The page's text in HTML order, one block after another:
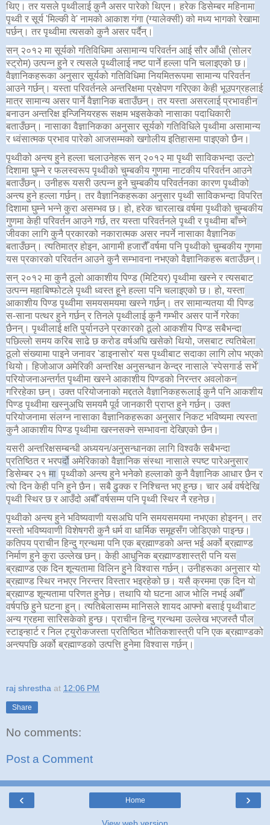
थिए। तर यसले पृथ्वीलाई कुनै असर पारेको थिएन। हरेक डिसेम्बर महिनामा
पृथ्वी र सूर्य 'मिल्की वे' नामको आकाश गंगा (ग्यालेक्सी) को मध्य भागको रेखामा
पर्छन्। तर पृथ्वीमा त्यसको कुनै असर पर्दैन्।
सन् २०१२ मा सूर्यको गतिविधिमा असामान्य परिवर्तन आई सौर आँधी (सोलर
स्ट्रोम) उत्पन्न हुने र त्यसले पृथ्वीलाई नष्ट पार्ने हल्ला पनि चलाइएको छ।
वैज्ञानिकहरूका अनुसार सूर्यको गतिविधिमा नियमितरूपमा सामान्य परिवर्तन
आउने गर्छन्। यस्ता परिवर्तनले अन्तरिक्षमा प्रक्षेपण गरिएका केही भूउपग्रहलाई
मात्र सामान्य असर पार्ने वैज्ञानिक बताउँछन्। तर यस्ता असरलाई प्रभावहीन
बनाउन अन्तरिक्ष इन्जिनियरहरू सक्षम भइसकेको नासाका पदाधिकारी
बताउँछन्। नासाका वैज्ञानिकका अनुसार सूर्यको गतिविधिले पृथ्वीमा असामान्य
र ध्वंसात्मक प्रभाव पारेको आजसम्मको खगोलीय इतिहासमा पाइएको छैन।
पृथ्वीको अन्त्य हुने हल्ला चलाउनेहरू सन् २०१२ मा पृथ्वी साविकभन्दा उल्टो
दिशामा घुम्ने र फलस्वरूप पृथ्वीको चुम्बकीय गुणमा नाटकीय परिवर्तन आउने
बताउँछन्। उनीहरू यसरी उत्पन्न हुने चुम्बकीय परिवर्तनका कारण पृथ्वीको
अन्त्य हुने हल्ला गर्छन्। तर वैज्ञानिकहरूका अनुसार पृथ्वी साविकभन्दा विपरित
दिशामा घुम्ने भन्ने कुरा असम्भव छ। हो, हरेक चारलाख वर्षमा पृथ्वीको चुम्बकीय
गुणमा केही परिवर्तन आउने गर्छ, तर यस्ता परिवर्तनले पृथ्वी र पृथ्वीमा बाँच्ने
जीवका लागि कुनै प्रकारको नकारात्मक असर नपर्ने नासाका वैज्ञानिक
बताउँछन्। त्यतिमात्र होइन, आगामी हजारौँ वर्षमा पनि पृथ्वीको चुम्बकीय गुणमा
यस प्रकारको परिवर्तन आउने कुनै सम्भावना नभएको वैज्ञानिकहरू बताउँछन्।
सन् २०१२ मा कुनै ठूलो आकाशीय पिण्ड (मिटियर) पृथ्वीमा खस्ने र त्यसबाट
उत्पन्न महाबिष्फोटले पृथ्वी ध्वस्त हूने हल्ला पनि चलाइएको छ। हो, यस्ता
आकाशीय पिण्ड पृथ्वीमा समयसमयमा खस्ने गर्छन्। तर सामान्यतया यी पिण्ड
स-साना पत्थर हुने गर्छन् र तिनले पृथ्वीलाई कुनै गम्भीर असर पार्ने गरेका
छैनन्। पृथ्वीलाई क्षति पुर्यानउने प्रकारको ठूलो आकशीय पिण्ड सबैभन्दा
पछिल्लो समय करिब साढे छ करोड वर्षअघि खसेको थियो, जसबाट त्यतिबेला
ठूलो संख्यामा पाइने जनावर 'डाइनासोर' यस पृथ्वीबाट सदाका लागि लोप भएको
थियो। हिजोआज अमेरिकी अन्तरिक्ष अनुसन्धान केन्द्र नासाले 'स्पेसगार्ड सर्भे'
परियोजनाअन्तर्गत पृथ्वीमा खस्ने आकाशीय पिण्डको निरन्तर अवलोकन
गरिरहेका छन्। उक्त परियोजनाको मद्दतले वैज्ञानिकहरूलाई कुनै पनि आकशीय
पिण्ड पृथ्वीमा खस्नुअघि समयमै पूर्व जानकारी प्राप्त हुने गर्छन्। उक्त
परियोजनामा संलग्न नासाका वैज्ञानिकहरूका अनुसार निकट भविष्यमा त्यस्ता
कुनै आकाशीय पिण्ड पृथ्वीमा खस्नसक्ने सम्भावना देखिएको छैन।
यसरी अन्तरिक्षसम्बन्धी अध्ययन/अनुसन्धानका लागि विश्वकै सबैभन्दा
प्रतिष्ठित र भरपर्दो अमेरिकाको वैज्ञानिक संस्था नासाले स्पष्ट पारेअनुसार
डिसेम्बर २१ मा पृथ्वीको अन्त्य हुने भनेको हल्लाको कुनै वैज्ञानिक आधार छैन र
त्यो दिन केही पनि हुने छैन। सबै ढुक्क र निश्चिन्त भए हुन्छ। चार अर्ब वर्षदेखि
पृथ्वी स्थिर छ र आउँदो अबौँ वर्षसम्म पनि पृथ्वी स्थिर नै रहनेछ।
पृथ्वीको अन्त्य हुने भविष्यवाणी यसअघि पनि समयसमयमा नभएका होइनन्। तर
यस्तो भविष्यवाणी विशेषगरी कुनै धर्म वा धार्मिक समूहसँग जोडिएको पाइन्छ।
कतिपय प्राचीन हिन्दु ग्रन्थमा पनि एक ब्रह्माण्डको अन्त भई अर्को ब्रह्माण्ड
निर्माण हुने कुरा उल्लेख छन्। केही आधुनिक ब्रह्माण्डशास्त्री पनि यस
ब्रह्माण्ड एक दिन शून्यतामा विलिन हुने विश्वास गर्छन्। उनीहरूका अनुसार यो
ब्रह्माण्ड स्थिर नभएर निरन्तर विस्तार भइरहेको छ। यसै क्रममा एक दिन यो
ब्रह्माण्ड शून्यतामा परिणत हुनेछ। तथापि यो घटना आज भोलि नभई अबौँ
वर्षपछि हुने घटना हुन्। त्यतिबेलासम्म मानिसले शायद आफ्नो बसाई पृथ्वीबाट
अन्य ग्रहमा सारिसकेको हुन्छ। प्राचीन हिन्दु ग्रन्थमा उल्लेख भएजस्तै पौल
स्टाइन्हार्ट र निल ट्युरोकजस्ता प्रतिष्ठित भौतिकशास्त्री पनि एक ब्रह्माण्डको
अन्त्यपछि अर्को ब्रह्माण्डको उत्पत्ति हुनेमा विश्वास गर्छन्।
raj shrestha at 12:06 PM
Share
No comments:
Post a Comment
‹ ›
Home